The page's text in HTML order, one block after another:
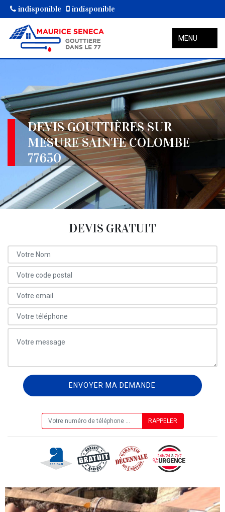
indisponible indisponible
MENU
DEVIS GOUTTIÈRES SUR
MESURE SAINTE COLOMBE
77650
DEVIS GRATUIT